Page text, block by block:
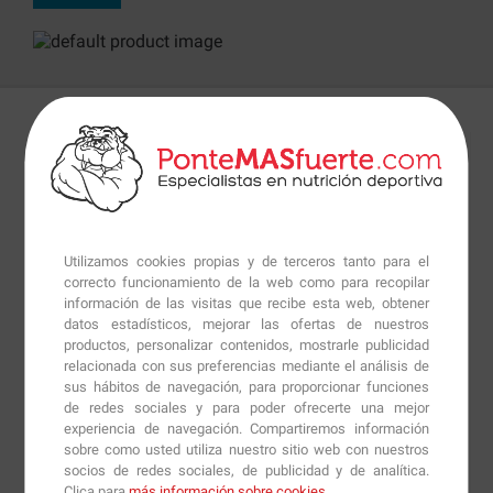
Utilizamos cookies propias y de terceros tanto para el
correcto funcionamiento de la web como para recopilar
información de las visitas que recibe esta web, obtener
datos estadísticos, mejorar las ofertas de nuestros
productos, personalizar contenidos, mostrarle publicidad
relacionada con sus preferencias mediante el análisis de
sus hábitos de navegación, para proporcionar funciones
de redes sociales y para poder ofrecerte una mejor
experiencia de navegación. Compartiremos información
sobre como usted utiliza nuestro sitio web con nuestros
socios de redes sociales, de publicidad y de analítica.
Detalles Preguntas +Info
máximo beneficio que esta planta puede ofrecer al
organismo teniendo, ésta, efectos sobre el sistema
nervioso, sistema inmunológico, sistema hormonal y el
bienestar completo del cuerpo.
Ashwagandha 450 mgal tener propiedades
adaptogenas ayuda al cuerpo a prevenir los efectos,
tanto físicos como químicos, que tiene el estrés sobre el